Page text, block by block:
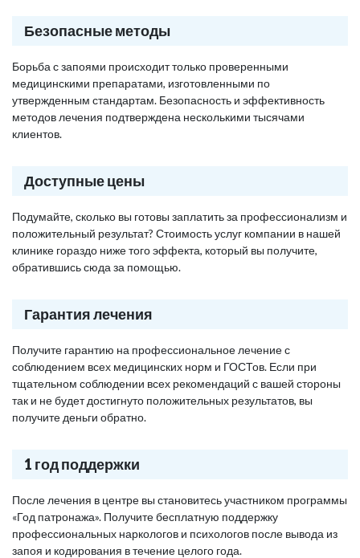
Безопасные методы
Борьба с запоями происходит только проверенными
медицинскими препаратами, изготовленными по
утвержденным стандартам. Безопасность и эффективность
методов лечения подтверждена несколькими тысячами
клиентов.
Доступные цены
Подумайте, сколько вы готовы заплатить за профессионализм и
положительный результат? Стоимость услуг компании в нашей
клинике гораздо ниже того эффекта, который вы получите,
обратившись сюда за помощью.
Гарантия лечения
Получите гарантию на профессиональное лечение с
соблюдением всех медицинских норм и ГОСТов. Если при
тщательном соблюдении всех рекомендаций с вашей стороны
так и не будет достигнуто положительных результатов, вы
получите деньги обратно.
1 год поддержки
После лечения в центре вы становитесь участником программы
«Год патронажа». Получите бесплатную поддержку
профессиональных наркологов и психологов после вывода из
запоя и кодирования в течение целого года.